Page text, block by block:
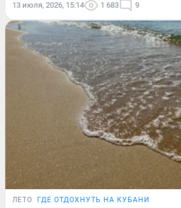
13 июля, 2026, 15:14 1 683 9
ЛЕТО ГДЕ ОТДОХНУТЬ НА КУБАНИ